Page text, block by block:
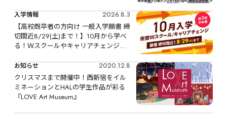
グルがO.A.！
入学情報
2026.8.3
【高校既卒者の方向け 一般入学願書 締
切間近8/29(土)まで！】10月から学べ
る！Ｗスクールやキャリアチェンジな
お知らせ
2020.12.8
クリスマスまで開催中！西新宿をイル
ミネーションとHALの学生作品が彩る
『LOVE Art Museum』